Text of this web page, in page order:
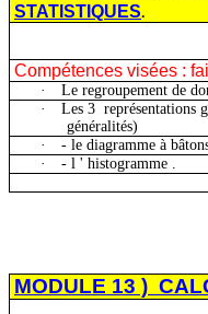
STATISTIQUES.
Compétences visées :
·
Le regroupement de
·
Les 3 représentations
généralités)
·
- le diagramme à
·
- l ' histogramme .
MODULE 13 )